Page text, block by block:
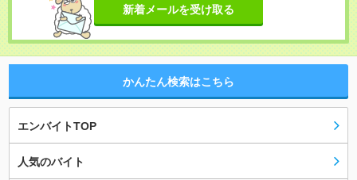
新着メールを受け取る
かんたん検索はこちら
エンバイトTOP
人気のバイト